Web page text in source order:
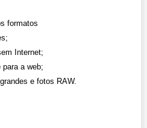
formatos
Internet;
a web;
e fotos RAW.